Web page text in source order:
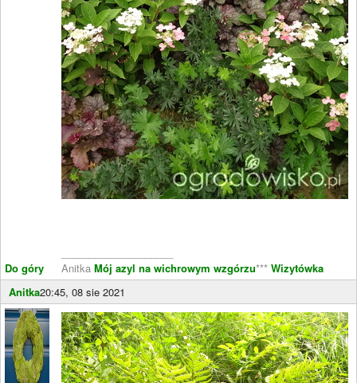
Do góry
Anitka Mój azyl na wichrowym wzgórzu*** Wizytówka
Anitka20:45, 08 sie 2021